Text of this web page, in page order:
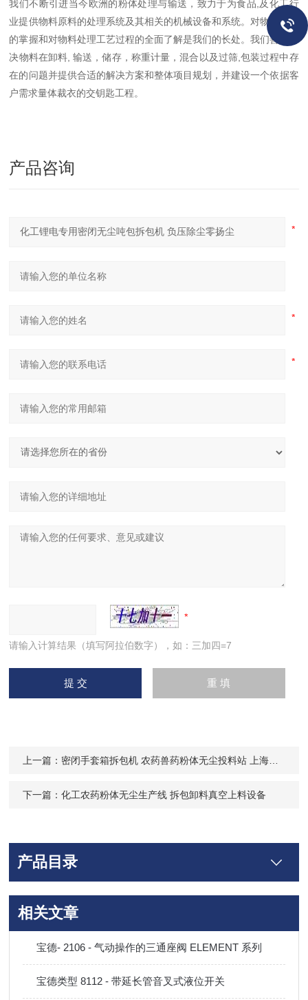
我们不断引进当今欧洲的粉体处理与输送，致力于为食品,及化工行
业提供物料原料的处理系统及其相关的机械设备和系统。对物料特性
的掌握和对物料处理工艺过程的全面了解是我们的长处。我们善于解
决物料在卸料, 输送，储存，称重计量，混合以及过筛,包装过程中存
在的问题并提供合适的解决方案和整体项目规划，并建设一个依据客
户需求量体裁衣的交钥匙工程。
产品咨询
请输入计算结果（填写阿拉伯数字），如：三加四=7
上一篇： 密闭手套箱拆包机 农药兽药粉体无尘投料站 上海厂家非标定制
下一篇：化工农药粉体无尘生产线 拆包卸料真空上料设备
产品目录
相关文章
宝德- 2106 - 气动操作的三通座阀 ELEMENT 系列
宝德类型 8112 - 带延长管音叉式液位开关